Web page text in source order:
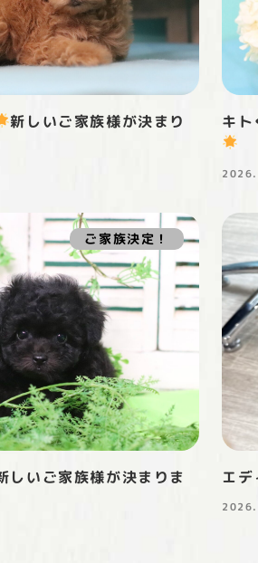
新しいご家族様が決まり
キト
投稿日
ご家族決定！
しいご家族様が決まりま
エデ
投稿日